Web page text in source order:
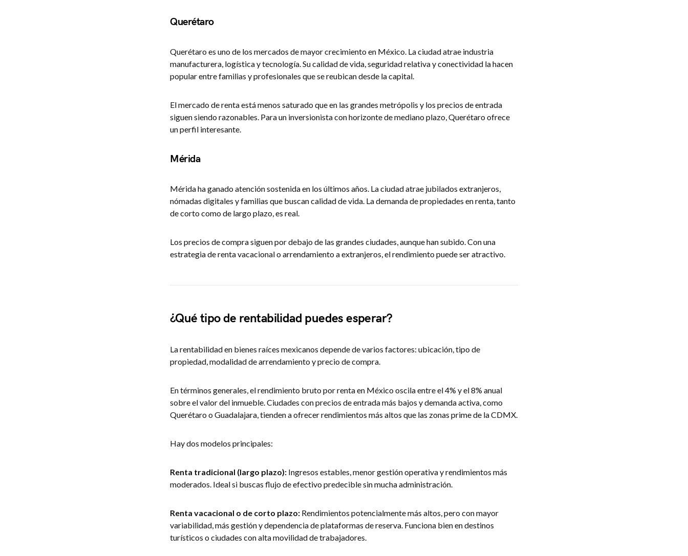
Querétaro
Querétaro es uno de los mercados de mayor crecimiento en México. La ciudad atrae industria
manufacturera, logística y tecnología. Su calidad de vida, seguridad relativa y conectividad la hacen
popular entre familias y profesionales que se reubican desde la capital.
El mercado de renta está menos saturado que en las grandes metrópolis y los precios de entrada
siguen siendo razonables. Para un inversionista con horizonte de mediano plazo, Querétaro ofrece
un perfil interesante.
Mérida
Mérida ha ganado atención sostenida en los últimos años. La ciudad atrae jubilados extranjeros,
nómadas digitales y familias que buscan calidad de vida. La demanda de propiedades en renta, tanto
de corto como de largo plazo, es real.
Los precios de compra siguen por debajo de las grandes ciudades, aunque han subido. Con una
estrategia de renta vacacional o arrendamiento a extranjeros, el rendimiento puede ser atractivo.
¿Qué tipo de rentabilidad puedes esperar?
La rentabilidad en bienes raíces mexicanos depende de varios factores: ubicación, tipo de
propiedad, modalidad de arrendamiento y precio de compra.
En términos generales, el rendimiento bruto por renta en México oscila entre el 4% y el 8% anual
sobre el valor del inmueble. Ciudades con precios de entrada más bajos y demanda activa, como
Querétaro o Guadalajara, tienden a ofrecer rendimientos más altos que las zonas prime de la CDMX.
Hay dos modelos principales:
Renta tradicional (largo plazo): Ingresos estables, menor gestión operativa y rendimientos más
moderados. Ideal si buscas flujo de efectivo predecible sin mucha administración.
Renta vacacional o de corto plazo: Rendimientos potencialmente más altos, pero con mayor
variabilidad, más gestión y dependencia de plataformas de reserva. Funciona bien en destinos
turísticos o ciudades con alta movilidad de trabajadores.